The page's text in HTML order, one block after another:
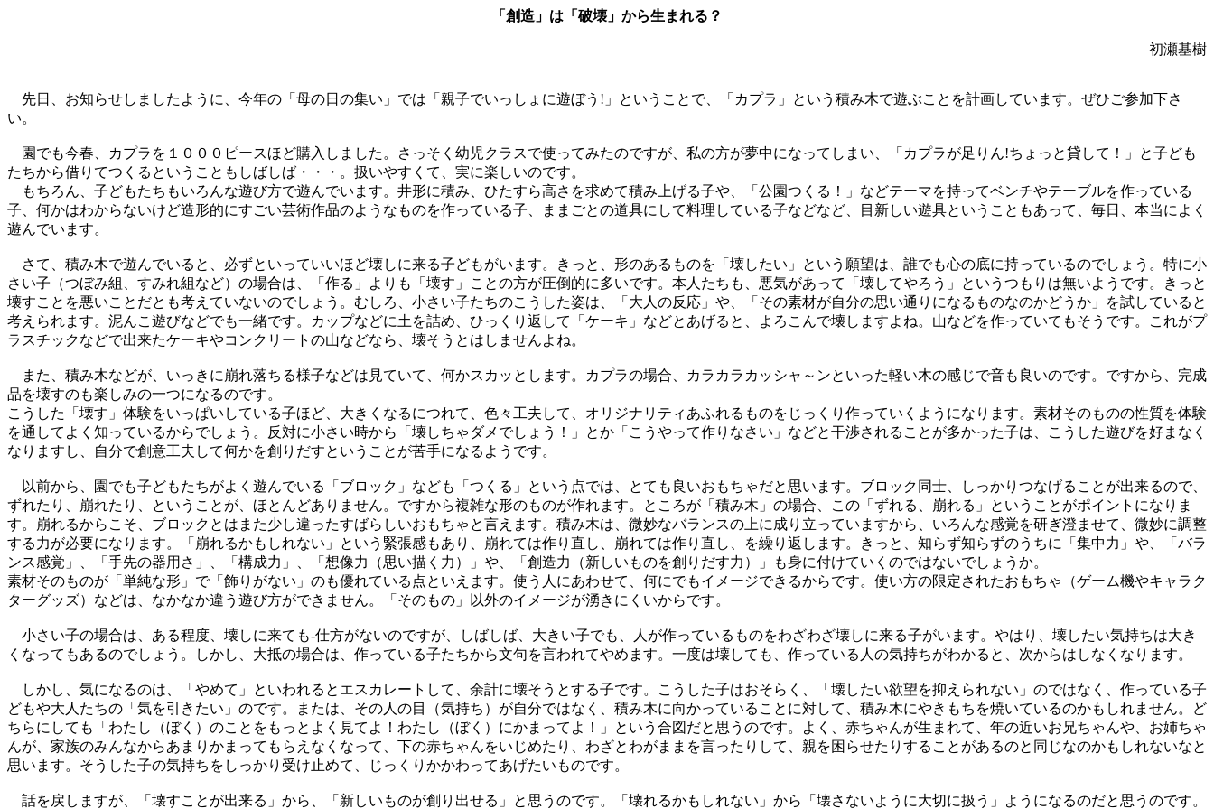
「創造」は「破壊」から生まれる？
初瀬基樹
先日、お知らせしましたように、今年の「母の日の集い」では「親子でいっしょに遊ぼう!」ということで、「カプラ」という積み木で遊ぶことを計画しています。ぜひご参加下さ
い。
園でも今春、カプラを１０００ピースほど購入しました。さっそく幼児クラスで使ってみたのですが、私の方が夢中になってしまい、「カプラが足りん!ちょっと貸して！」と子ども
たちから借りてつくるということもしばしば・・・。扱いやすくて、実に楽しいのです。
もちろん、子どもたちもいろんな遊び方で遊んでいます。井形に積み、ひたすら高さを求めて積み上げる子や、「公園つくる！」などテーマを持ってベンチやテーブルを作っている
子、何かはわからないけど造形的にすごい芸術作品のようなものを作っている子、ままごとの道具にして料理している子などなど、目新しい遊具ということもあって、毎日、本当によく
遊んでいます。
さて、積み木で遊んでいると、必ずといっていいほど壊しに来る子どもがいます。きっと、形のあるものを「壊したい」という願望は、誰でも心の底に持っているのでしょう。特に小
さい子（つぼみ組、すみれ組など）の場合は、「作る」よりも「壊す」ことの方が圧倒的に多いです。本人たちも、悪気があって「壊してやろう」というつもりは無いようです。きっと
壊すことを悪いことだとも考えていないのでしょう。むしろ、小さい子たちのこうした姿は、「大人の反応」や、「その素材が自分の思い通りになるものなのかどうか」を試していると
考えられます。泥んこ遊びなどでも一緒です。カップなどに土を詰め、ひっくり返して「ケーキ」などとあげると、よろこんで壊しますよね。山などを作っていてもそうです。これがプ
ラスチックなどで出来たケーキやコンクリートの山などなら、壊そうとはしませんよね。
また、積み木などが、いっきに崩れ落ちる様子などは見ていて、何かスカッとします。カプラの場合、カラカラカッシャ～ンといった軽い木の感じで音も良いのです。ですから、完成
品を壊すのも楽しみの一つになるのです。
こうした「壊す」体験をいっぱいしている子ほど、大きくなるにつれて、色々工夫して、オリジナリティあふれるものをじっくり作っていくようになります。素材そのものの性質を体験
を通してよく知っているからでしょう。反対に小さい時から「壊しちゃダメでしょう！」とか「こうやって作りなさい」などと干渉されることが多かった子は、こうした遊びを好まなく
なりますし、自分で創意工夫して何かを創りだすということが苦手になるようです。
以前から、園でも子どもたちがよく遊んでいる「ブロック」なども「つくる」という点では、とても良いおもちゃだと思います。ブロック同士、しっかりつなげることが出来るので、
ずれたり、崩れたり、ということが、ほとんどありません。ですから複雑な形のものが作れます。ところが「積み木」の場合、この「ずれる、崩れる」ということがポイントになりま
す。崩れるからこそ、ブロックとはまた少し違ったすばらしいおもちゃと言えます。積み木は、微妙なバランスの上に成り立っていますから、いろんな感覚を研ぎ澄ませて、微妙に調整
する力が必要になります。「崩れるかもしれない」という緊張感もあり、崩れては作り直し、崩れては作り直し、を繰り返します。きっと、知らず知らずのうちに「集中力」や、「バラ
ンス感覚」、「手先の器用さ」、「構成力」、「想像力（思い描く力）」や、「創造力（新しいものを創りだす力）」も身に付けていくのではないでしょうか。
素材そのものが「単純な形」で「飾りがない」のも優れている点といえます。使う人にあわせて、何にでもイメージできるからです。使い方の限定されたおもちゃ（ゲーム機やキャラク
ターグッズ）などは、なかなか違う遊び方ができません。「そのもの」以外のイメージが湧きにくいからです。
小さい子の場合は、ある程度、壊しに来ても-仕方がないのですが、しばしば、大きい子でも、人が作っているものをわざわざ壊しに来る子がいます。やはり、壊したい気持ちは大き
くなってもあるのでしょう。しかし、大抵の場合は、作っている子たちから文句を言われてやめます。一度は壊しても、作っている人の気持ちがわかると、次からはしなくなります。
しかし、気になるのは、「やめて」といわれるとエスカレートして、余計に壊そうとする子です。こうした子はおそらく、「壊したい欲望を抑えられない」のではなく、作っている子
どもや大人たちの「気を引きたい」のです。または、その人の目（気持ち）が自分ではなく、積み木に向かっていることに対して、積み木にやきもちを焼いているのかもしれません。ど
ちらにしても「わたし（ぼく）のことをもっとよく見てよ！わたし（ぼく）にかまってよ！」という合図だと思うのです。よく、赤ちゃんが生まれて、年の近いお兄ちゃんや、お姉ちゃ
んが、家族のみんなからあまりかまってもらえなくなって、下の赤ちゃんをいじめたり、わざとわがままを言ったりして、親を困らせたりすることがあるのと同じなのかもしれないなと
思います。そうした子の気持ちをしっかり受け止めて、じっくりかかわってあげたいものです。
話を戻しますが、「壊すことが出来る」から、「新しいものが創り出せる」と思うのです。「壊れるかもしれない」から「壊さないように大切に扱う」ようになるのだと思うのです。